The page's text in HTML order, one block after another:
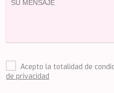
Acepto la totalidad de
de privacidad
JAJARO'
JUNIOR
KALINDA
KAPTAN KADIR